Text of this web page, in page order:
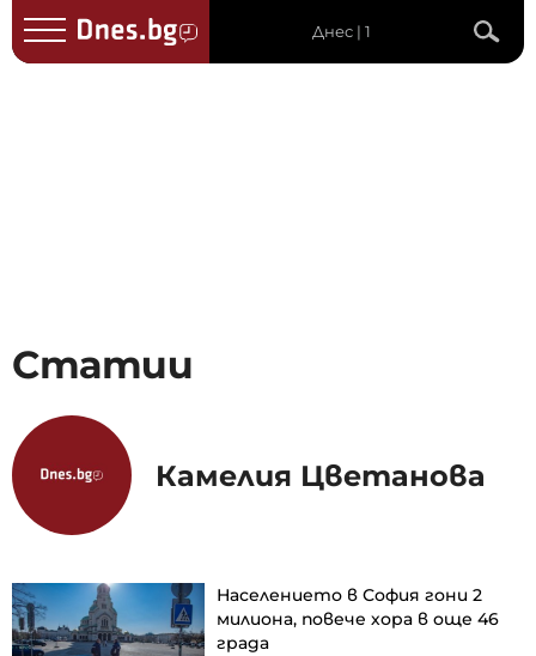
Днес | 1
Статии
Камелия Цветанова
Населението в София гони 2
милиона, повече хора в още 46
града